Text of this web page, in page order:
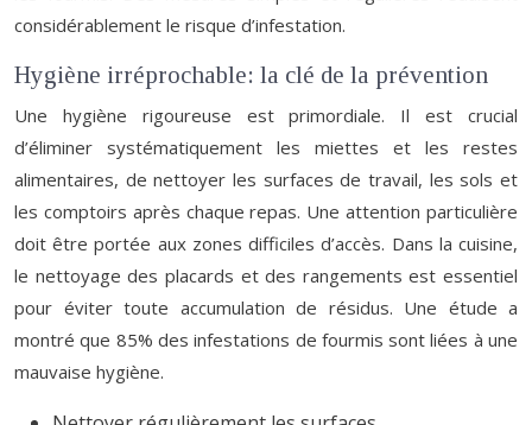
considérablement le risque d’infestation.
Hygiène irréprochable: la clé de la prévention
Une hygiène rigoureuse est primordiale. Il est crucial
d’éliminer systématiquement les miettes et les restes
alimentaires, de nettoyer les surfaces de travail, les sols et
les comptoirs après chaque repas. Une attention particulière
doit être portée aux zones difficiles d’accès. Dans la cuisine,
le nettoyage des placards et des rangements est essentiel
pour éviter toute accumulation de résidus. Une étude a
montré que 85% des infestations de fourmis sont liées à une
mauvaise hygiène.